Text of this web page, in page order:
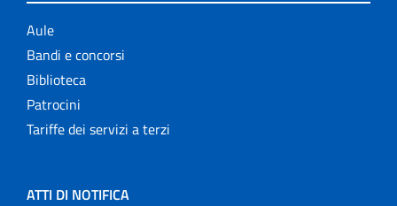
Aule
Bandi e concorsi
Biblioteca
Patrocini
Tariffe dei servizi a terzi
ATTI DI NOTIFICA